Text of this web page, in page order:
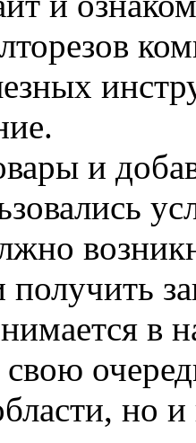
и
в
но и